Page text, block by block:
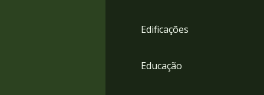
Edificações
Educação